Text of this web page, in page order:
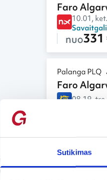
Sutikimas
Faro
10.01, ket.
nuo331
Palanga PLQ
Faro
08.19, tre.
specialius